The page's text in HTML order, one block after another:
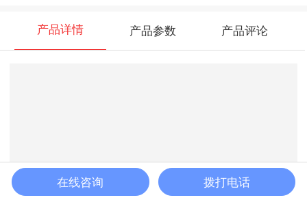
产品详情 产品参数 产品评论
首页
加入购物车 立即购买
在线咨询 拨打电话